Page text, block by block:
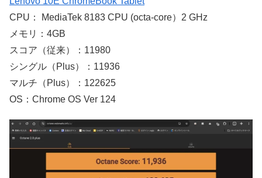
CPU： MediaTek 8183 CPU (octa-core）2 GHz
メモリ：4GB
スコア（従来）：11980
シングル（Plus）：11936
マルチ（Plus）：122625
OS：Chrome OS Ver 124